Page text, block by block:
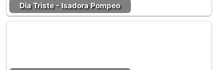
Dia Triste - Isadora Pompeo